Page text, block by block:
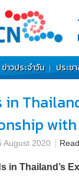
ข่าวประจำวัน ประช
in
August 2020 Read
in Thailand’s